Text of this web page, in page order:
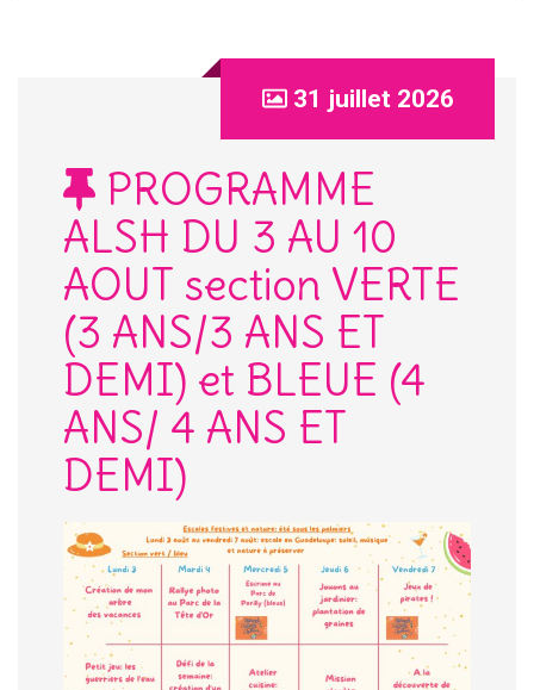
31 juillet 2026
PROGRAMME
ALSH DU 3 AU 10
AOUT section VERTE
(3 ANS/3 ANS ET
DEMI) et BLEUE (4
ANS/ 4 ANS ET
DEMI)